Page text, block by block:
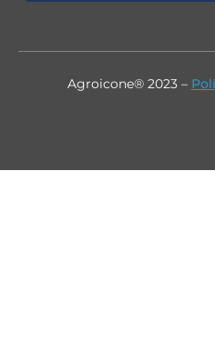
Agroicone® 2023 –